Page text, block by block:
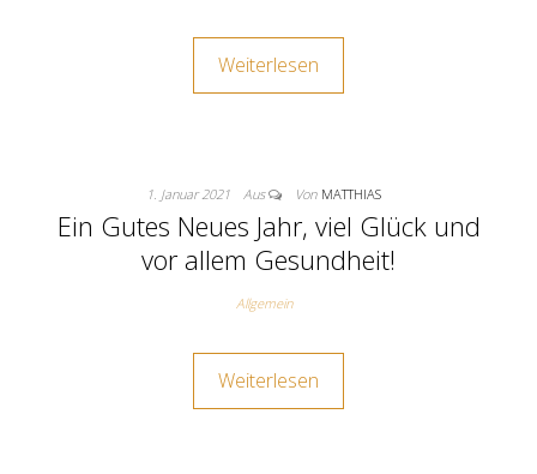
Weiterlesen
1. Januar 2021 Aus Von MATTHIAS
Ein Gutes Neues Jahr, viel Glück und
vor allem Gesundheit!
Allgemein
Weiterlesen